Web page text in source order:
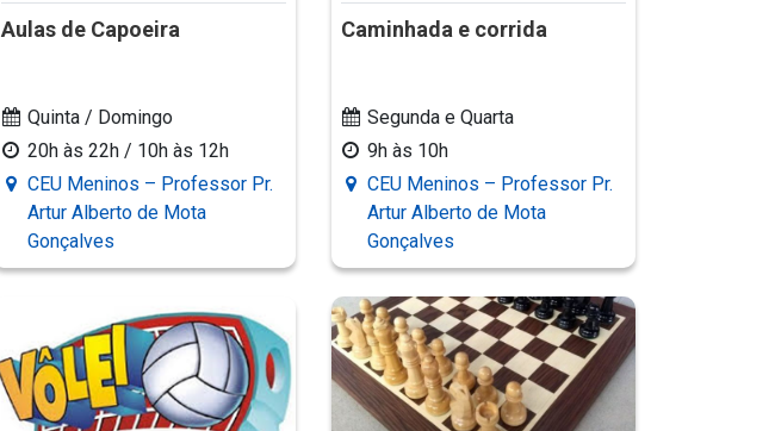
Aulas de Capoeira
Quinta / Domingo
20h às 22h / 10h às 12h
CEU Meninos – Professor Pr.
Artur Alberto de Mota
Gonçalves
Caminhada e corrida
Segunda e Quarta
9h às 10h
CEU Meninos – Professor Pr.
Artur Alberto de Mota
Gonçalves